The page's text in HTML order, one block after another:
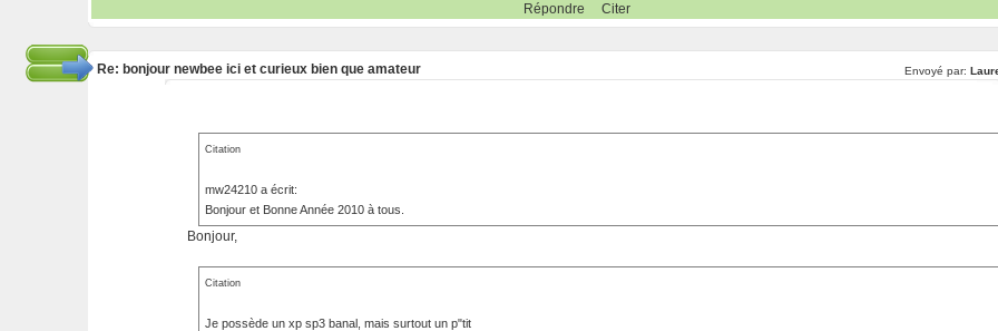
Répondre Citer
Re: bonjour newbee ici et curieux bien que amateur Envoyé par:
Citation
mw24210 a écrit:
Bonjour et Bonne Année 2010 à tous.
Bonjour,
Citation
Je possède un xp sp3 banal, mais surtout un p"tit